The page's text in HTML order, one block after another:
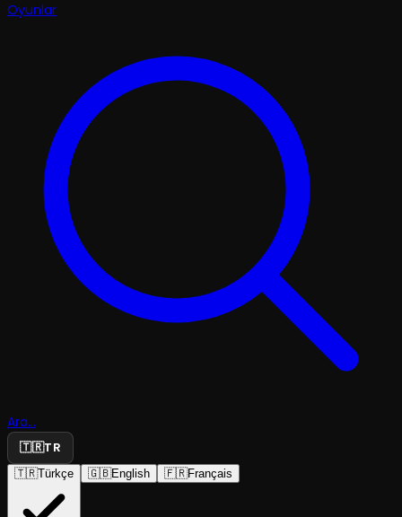
Oyunlar
Ara...
🇹🇷TR
🇹🇷Türkçe 🇬🇧English 🇫🇷Français